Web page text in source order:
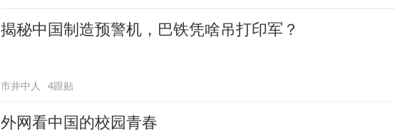
揭秘中国制造预警机，巴铁凭啥吊打印军？
市井中人 4跟贴
外网看中国的校园青春